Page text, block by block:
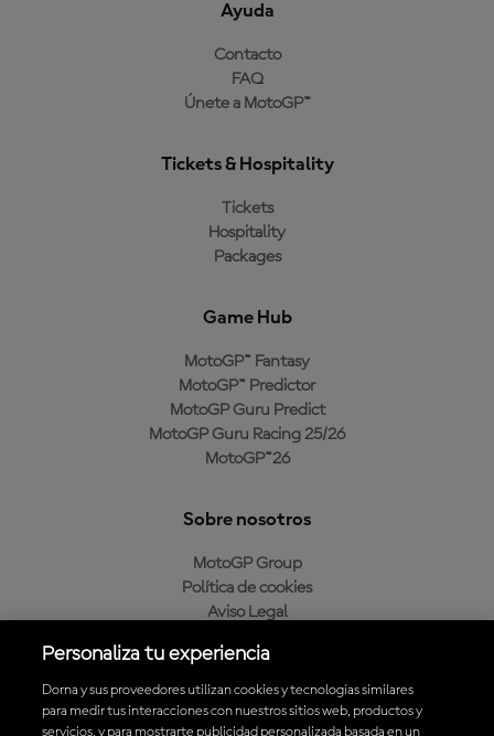
Ayuda
Contacto
FAQ
Únete a MotoGP™
Tickets & Hospitality
Tickets
Hospitality
Packages
Game Hub
MotoGP™ Fantasy
MotoGP™ Predictor
MotoGP Guru Predict
MotoGP Guru Racing 25/26
MotoGP™26
Sobre nosotros
MotoGP Group
Política de cookies
Aviso Legal
Política de compra
Personaliza tu experiencia
Dorna y sus proveedores utilizan cookies y tecnologías similares
para medir tus interacciones con nuestros sitios web, productos y
servicios, y para mostrarte publicidad personalizada basada en un